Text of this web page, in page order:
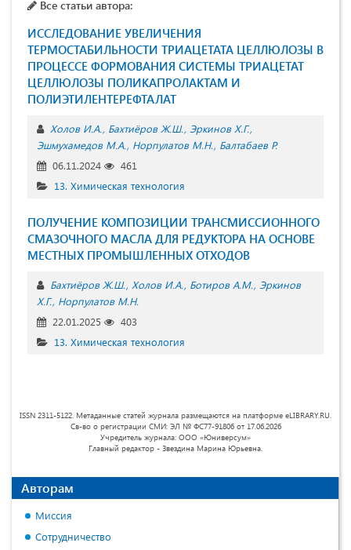
Все статьи автора:
ИССЛЕДОВАНИЕ УВЕЛИЧЕНИЯ
ТЕРМОСТАБИЛЬНОСТИ ТРИАЦЕТАТА ЦЕЛЛЮЛОЗЫ В
ПРОЦЕССЕ ФОРМОВАНИЯ СИСТЕМЫ ТРИАЦЕТАТ
ЦЕЛЛЮЛОЗЫ ПОЛИКАПРОЛАКТАМ И
ПОЛИЭТИЛЕНТЕРЕФТАЛАТ
Холов И.А. Бахтиёров Ж.Ш. Эркинов Х.Г.
Эшмухамедов М.А. Норпулатов М.Н. Балтабаев Р.
06.11.2024
461
13. Химическая технология
ПОЛУЧЕНИЕ КОМПОЗИЦИИ ТРАНСМИССИОННОГО
СМАЗОЧНОГО МАСЛА ДЛЯ РЕДУКТОРА НА ОСНОВЕ
МЕСТНЫХ ПРОМЫШЛЕННЫХ ОТХОДОВ
Бахтиёров Ж.Ш. Холов И.А. Ботиров А.М. Эркинов
Х.Г. Норпулатов М.Н.
22.01.2025
403
13. Химическая технология
ISSN 2311-5122. Метаданные статей журнала размещаются на платформе eLIBRARY.RU.
Св-во о регистрации СМИ: ЭЛ № ФС77-91806 от 17.06.2026
Учредитель журнала: ООО «Юниверсум»
Главный редактор - Звездина Марина Юрьевна.
Авторам
Миссия
Сотрудничество